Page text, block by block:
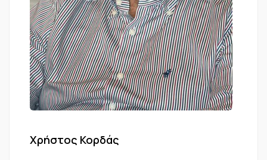
Χρήστος Κορδάς